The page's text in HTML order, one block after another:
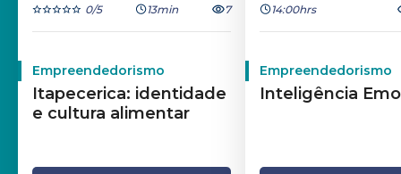
0/5 13min 7
Empreendedorismo
Itapecerica: identidade
e cultura alimentar
14:00hrs
Empreendedorismo
Inteligência